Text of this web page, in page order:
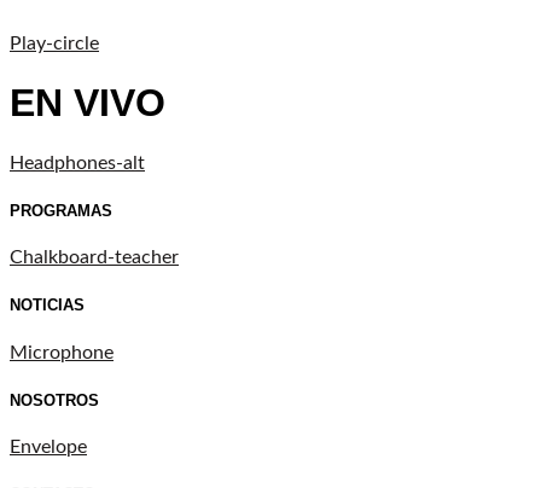
Play-circle
EN VIVO
Headphones-alt
PROGRAMAS
Chalkboard-teacher
NOTICIAS
Microphone
NOSOTROS
Envelope